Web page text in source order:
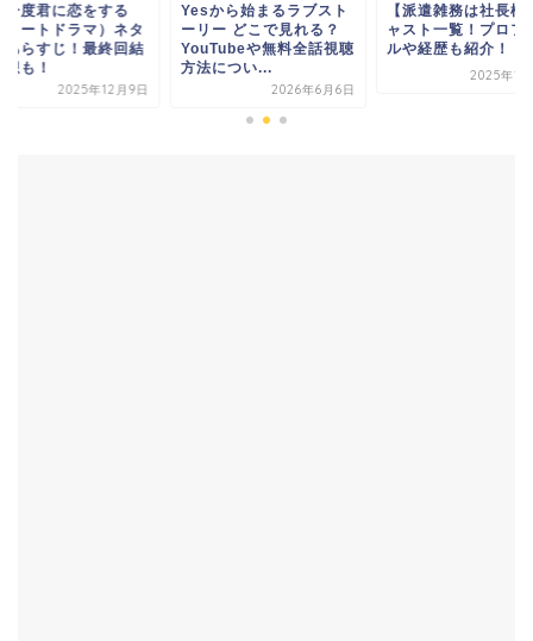
一度君に恋をする
ョートドラマ）ネタ
あらすじ！最終回結
も！
2025年12月9日
Yesから始まるラブスト
ーリー どこで見れる？
YouTubeや無料全話視聴
方法につい...
2026年6月6日
【派遣雑務は社長様
ャスト一覧！プロフ
ルや経歴も紹介！
2025年12